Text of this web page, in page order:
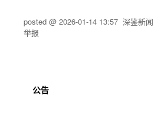
posted @ 2026-01-14 13:57 深鉴新闻
举报
公告